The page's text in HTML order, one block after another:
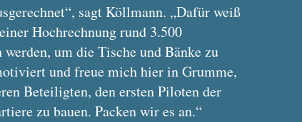
sagt Köllmann. „Dafür weiß
Hochrechnung rund 3.500
werden, um die Tische und Bänke zu
und freue mich hier in Grumme,
Beteiligten, den ersten Piloten der
zu bauen. Packen wir es an.“